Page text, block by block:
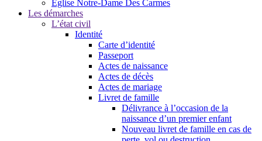
Église Notre-Dame Des Carmes
Les démarches
L’état civil
Identité
Carte d’identité
Passeport
Actes de naissance
Actes de décès
Actes de mariage
Livret de famille
Délivrance à l’occasion de la
naissance d’un premier enfant
Nouveau livret de famille en cas de